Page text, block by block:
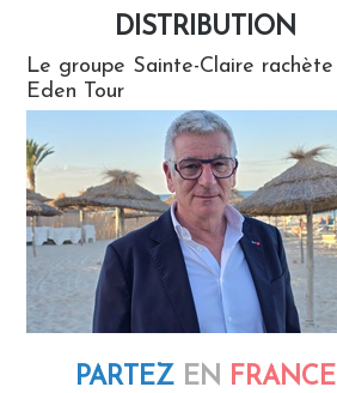
DISTRIBUTION
Le groupe Sainte-Claire rachète
Eden Tour
PARTEZ EN FRANCE